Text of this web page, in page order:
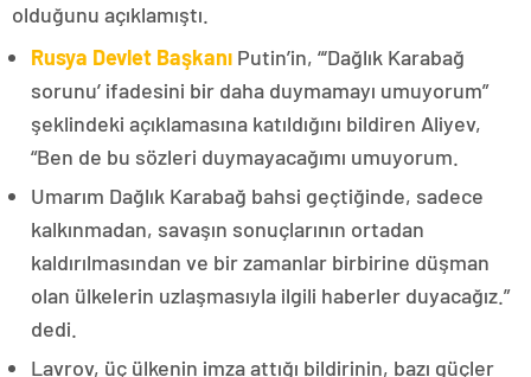
olduğunu açıklamıştı.
Rusya Devlet Başkanı Putin’in, “‘Dağlık Karabağ
sorunu’ ifadesini bir daha duymamayı umuyorum”
şeklindeki açıklamasına katıldığını bildiren Aliyev,
“Ben de bu sözleri duymayacağımı umuyorum.
Umarım Dağlık Karabağ bahsi geçtiğinde, sadece
kalkınmadan, savaşın sonuçlarının ortadan
kaldırılmasından ve bir zamanlar birbirine düşman
olan ülkelerin uzlaşmasıyla ilgili haberler duyacağız.”
dedi.
Lavrov, üç ülkenin imza attığı bildirinin, bazı güçler